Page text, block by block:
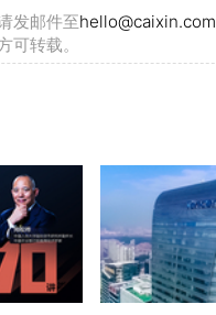
发邮件至hello@caixin.com
可转载。